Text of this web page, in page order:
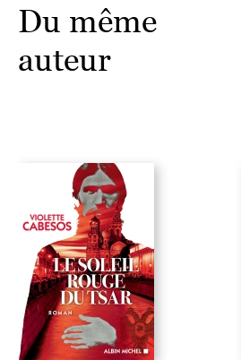
Du même
auteur